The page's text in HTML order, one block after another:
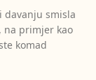
davanju smisla
na primjer kao
komad